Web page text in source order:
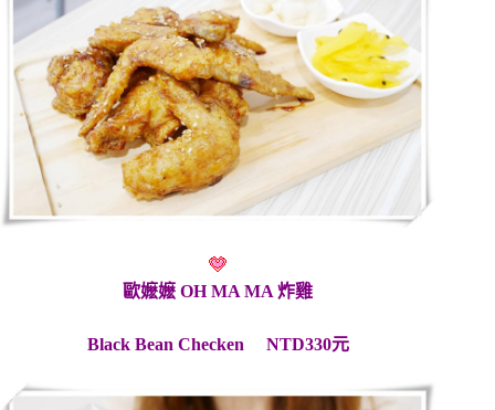
歐嬷嬷 OH MA MA 炸雞
Black Bean Checken NTD330元